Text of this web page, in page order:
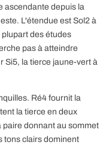
ascendante depuis la
L'étendue est Sol2 à
des études
pas à atteindre
Si5, la tierce jaune-vert à
Ré4 fournit la
la tierce en deux
donnant au sommet
tons clairs dominent